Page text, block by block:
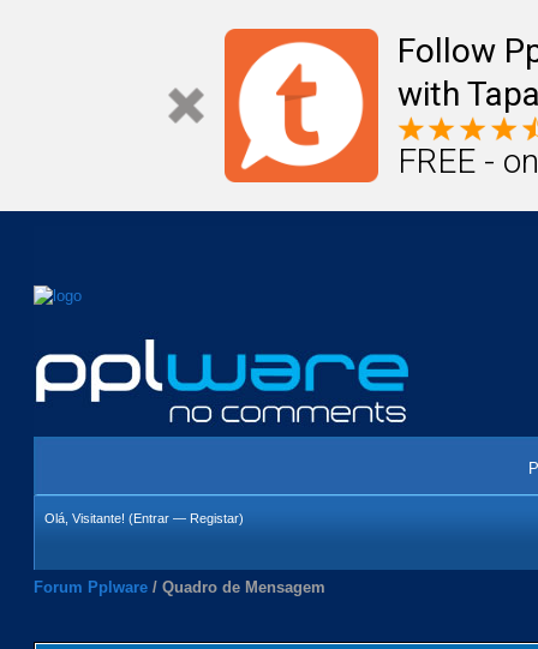
Follow
with
FREE -
Olá, Visitante! (Entrar — Registar)
Forum Pplware / Quadro de Mensagem